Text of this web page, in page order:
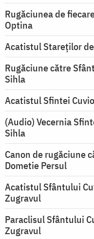
Rugăciunea de
Optina
Acatistul Stareţilor
Rugăciune către
Sihla
Acatistul Sfintei
(Audio) Vecernia
Sihla
Canon de rugăciune
Dometie Persul
Acatistul Sfântului
Zugravul
Paraclisul Sfântului
Zugravul